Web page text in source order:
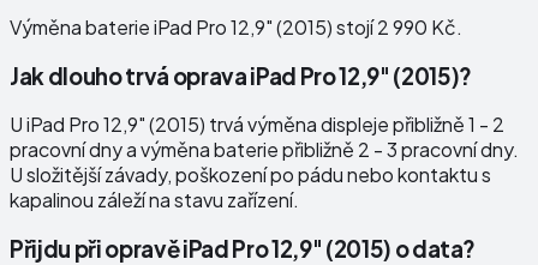
Výměna baterie iPad Pro 12,9" (2015) stojí 2 990 Kč.
Jak dlouho trvá oprava iPad Pro 12,9" (2015)?
U iPad Pro 12,9" (2015) trvá výměna displeje přibližně 1 - 2
pracovní dny a výměna baterie přibližně 2 - 3 pracovní dny.
U složitější závady, poškození po pádu nebo kontaktu s
kapalinou záleží na stavu zařízení.
Přijdu při opravě iPad Pro 12,9" (2015) o data?